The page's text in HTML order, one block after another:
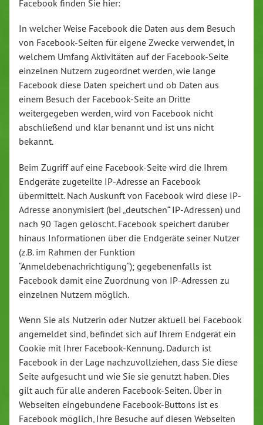
Facebook finden Sie hier:
In welcher Weise Facebook die Daten aus dem Besuch
von Facebook-Seiten für eigene Zwecke verwendet, in
welchem Umfang Aktivitäten auf der Facebook-Seite
einzelnen Nutzern zugeordnet werden, wie lange
Facebook diese Daten speichert und ob Daten aus
einem Besuch der Facebook-Seite an Dritte
weitergegeben werden, wird von Facebook nicht
abschließend und klar benannt und ist uns nicht
bekannt.
Beim Zugriff auf eine Facebook-Seite wird die Ihrem
Endgeräte zugeteilte IP-Adresse an Facebook
übermittelt. Nach Auskunft von Facebook wird diese IP-
Adresse anonymisiert (bei „deutschen“ IP-Adressen) und
nach 90 Tagen gelöscht. Facebook speichert darüber
hinaus Informationen über die Endgeräte seiner Nutzer
(z.B. im Rahmen der Funktion
“Anmeldebenachrichtigung“); gegebenenfalls ist
Facebook damit eine Zuordnung von IP-Adressen zu
einzelnen Nutzern möglich.
Wenn Sie als Nutzerin oder Nutzer aktuell bei Facebook
angemeldet sind, befindet sich auf Ihrem Endgerät ein
Cookie mit Ihrer Facebook-Kennung. Dadurch ist
Facebook in der Lage nachzuvollziehen, dass Sie diese
Seite aufgesucht und wie Sie sie genutzt haben. Dies
gilt auch für alle anderen Facebook-Seiten. Über in
Webseiten eingebundene Facebook-Buttons ist es
Facebook möglich, Ihre Besuche auf diesen Webseiten